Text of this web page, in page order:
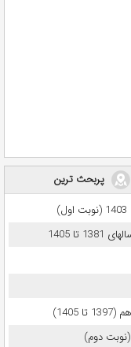
پربحث ترین
1405